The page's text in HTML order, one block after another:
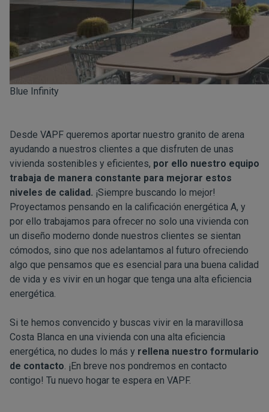
Blue Infinity
Desde VAPF queremos aportar nuestro granito de arena
ayudando a nuestros clientes a que disfruten de unas
vivienda sostenibles y eficientes, por ello nuestro equipo
trabaja de manera constante para mejorar estos
niveles de calidad. ¡Siempre buscando lo mejor!
Proyectamos pensando en la calificación energética A, y
por ello trabajamos para ofrecer no solo una vivienda con
un diseño moderno donde nuestros clientes se sientan
cómodos, sino que nos adelantamos al futuro ofreciendo
algo que pensamos que es esencial para una buena calidad
de vida y es vivir en un hogar que tenga una alta eficiencia
energética.
Si te hemos convencido y buscas vivir en la maravillosa
Costa Blanca en una vivienda con una alta eficiencia
energética, no dudes lo más y rellena nuestro formulario
de contacto. ¡En breve nos pondremos en contacto
contigo! Tu nuevo hogar te espera en VAPF.